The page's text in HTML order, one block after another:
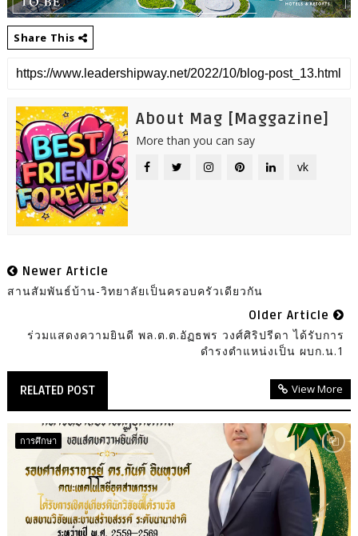
Share This
About Mag [Maggazine]
More than you can say
vk
Newer Article
สานสัมพันธ์บ้าน-วิทยาลัยเป็นครอบครัวเดียวกัน
Older Article
ร่วมแสดงความยินดี พล.ต.ต.อัฏธพร วงศ์ศิริปรีดา ได้รับการ
ดำรงตำแหน่งเป็น ผบก.น.1
RELATED POST View More
การศึกษา